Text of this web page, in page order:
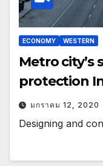
ECONOMY WESTERN
Metro
protection
มกราคม 12, 2020
Designing and